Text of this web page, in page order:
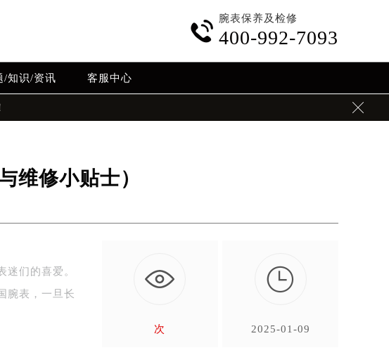

腕表保养及检修
400-992-7093
/知识/资讯 客服中心

维修小贴士）
迷们的喜爱。
腕表，一旦长
次

2025-01-09